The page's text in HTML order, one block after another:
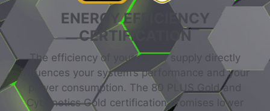
ENERGY EFFICIENCY
CERTIFICATION
The efficiency of your power supply directly
influences your system’s performance and your
power consumption. The 80 PLUS Gold and
Cybenetics Gold certification promises lower